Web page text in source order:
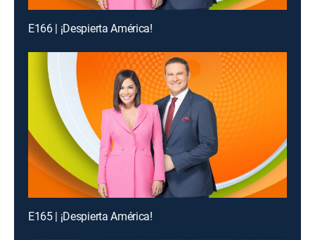
E166 | ¡Despierta América!
E165 | ¡Despierta América!